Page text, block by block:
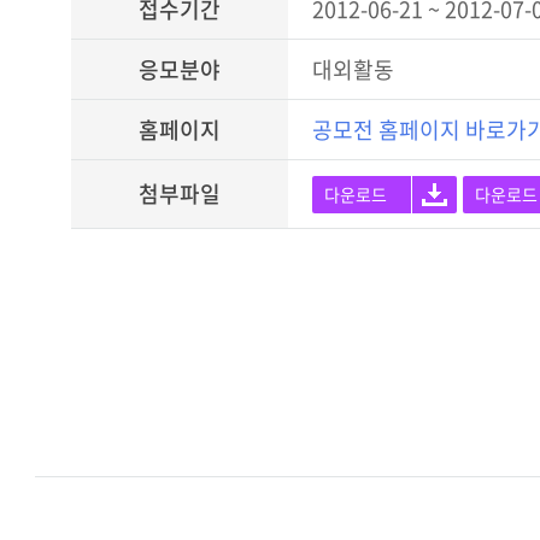
접수기간
2012-06-21 ~ 2012-07-
응모분야
대외활동
홈페이지
공모전 홈페이지 바로가
첨부파일
다운로드 다운로드